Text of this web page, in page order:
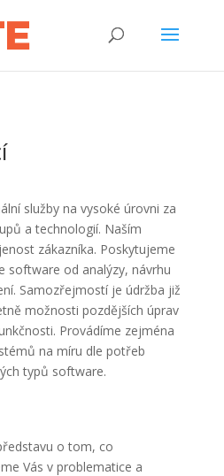
služby na vysoké úrovni za
a technologií. Naším
zákazníka. Poskytujeme
software od analýzy, návrhu
Samozřejmostí je údržba již
možnosti pozdějších úprav
Provádíme zejména
na míru dle potřeb
typů software.
o tom, co
Vás v problematice a